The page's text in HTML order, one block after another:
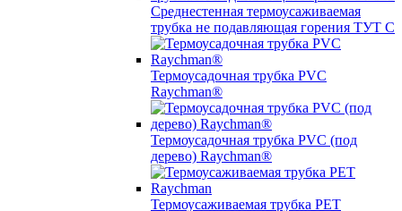
Среднестенная термоусаживаемая
трубка не подавляющая горения ТУТ С
Термоусадочная трубка PVC
Raychman®
Термоусадочная трубка PVC (под
дерево) Raychman®
Термоусаживаемая трубка PET